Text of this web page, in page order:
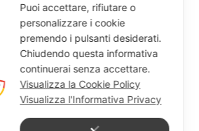
di Argelato (BO) - Italy
+39 051 8651711
Puoi accettare, rifiutare o
personalizzare i cookie
premendo i pulsanti desiderati.
Chiudendo questa informativa
continuerai senza accettare.
Visualizza la Cookie Policy
Visualizza l'Informativa Privacy